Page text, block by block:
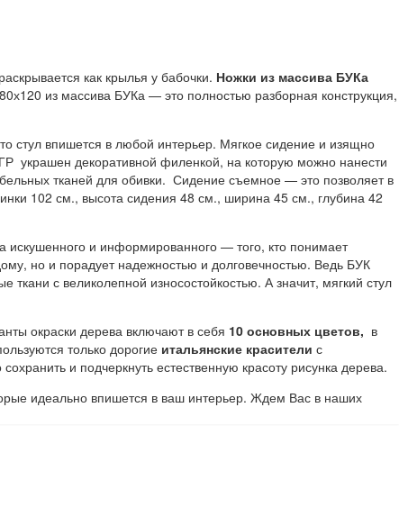
как крылья у бабочки. Ножки из массива БУКа
из массива БУКа — это полностью разборная конструкция,
стул впишется в любой интерьер. Мягкое сидение и изящно
украшен декоративной филенкой, на которую можно нанести
тканей для обивки. Сидение съемное — это позволяет в
102 см., высота сидения 48 см., ширина 45 см., глубина 42
и информированного — того, кто понимает
но и порадует надежностью и долговечностью. Ведь БУК
с великолепной износостойкостью. А значит, мягкий стул
окраски дерева включают в себя 10 основных цветов, в
только дорогие итальянские красители с
и подчеркнуть естественную красоту рисунка дерева.
идеально впишется в ваш интерьер. Ждем Вас в наших